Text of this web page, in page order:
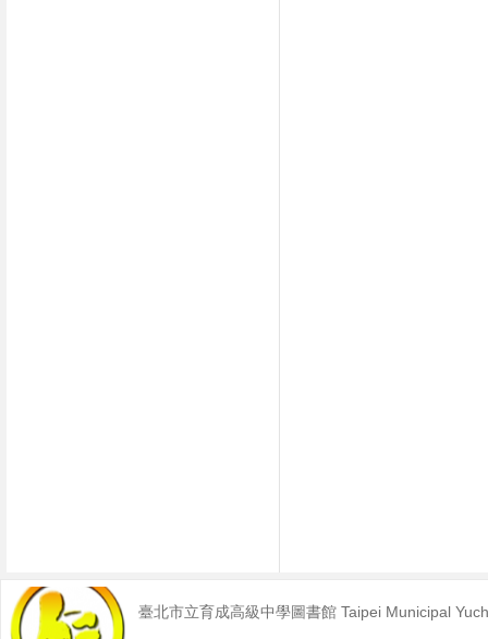
臺北市立育成高級中學圖書館 Taipei Municipal